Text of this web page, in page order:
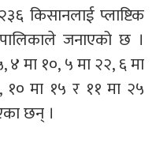
किसानलाई प्लाष्टिक
जनाएको छ ।
४ मा १०, ५ मा २२, ६ मा
१० मा १५ र ११ मा २५
छन् ।